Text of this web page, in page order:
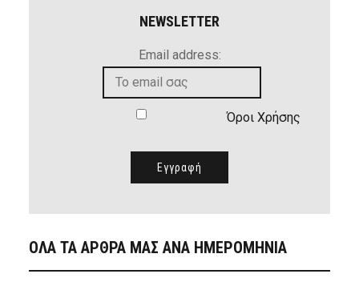
NEWSLETTER
Email address:
Όροι Χρήσης
ΟΛΑ ΤΑ ΑΡΘΡΑ ΜΑΣ ΑΝΑ ΗΜΕΡΟΜΗΝΙΑ